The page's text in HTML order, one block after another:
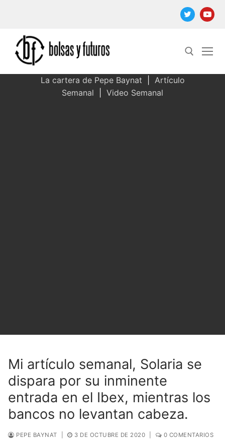
Buscar:
La cartera de Pepe Baynat
Artículo
Semanal
Video Semanal
Mi artículo semanal, Solaria se
dispara por su inminente
entrada en el Ibex, mientras los
bancos no levantan cabeza.
PEPE BAYNAT 3 DE OCTUBRE DE 2020 0 COMENTARIOS